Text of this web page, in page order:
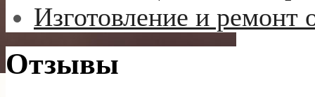
Изготовление и ремонт
Отзывы